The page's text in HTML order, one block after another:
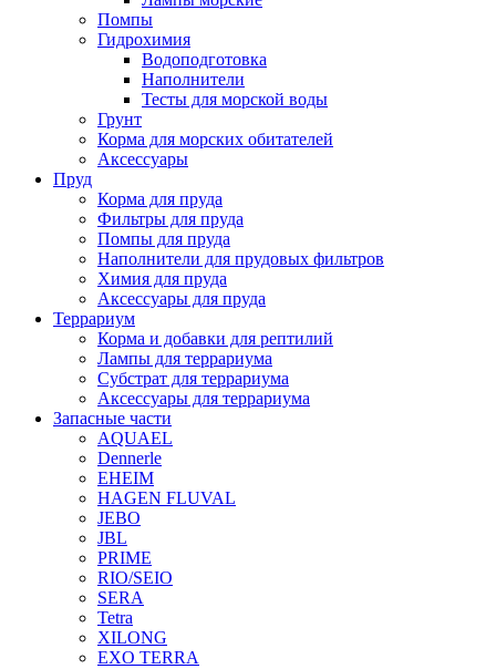
Помпы
Гидрохимия
Водоподготовка
Наполнители
Тесты для морской воды
Грунт
Корма для морских обитателей
Аксессуары
Пруд
Корма для пруда
Фильтры для пруда
Помпы для пруда
Наполнители для прудовых фильтров
Химия для пруда
Аксессуары для пруда
Террариум
Корма и добавки для рептилий
Лампы для террариума
Субстрат для террариума
Аксессуары для террариума
Запасные части
AQUAEL
Dennerle
EHEIM
HAGEN FLUVAL
JEBO
JBL
PRIME
RIO/SEIO
SERA
Tetra
XILONG
EXO TERRA